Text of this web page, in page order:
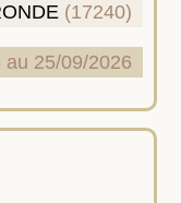
(17240)
au 25/09/2026